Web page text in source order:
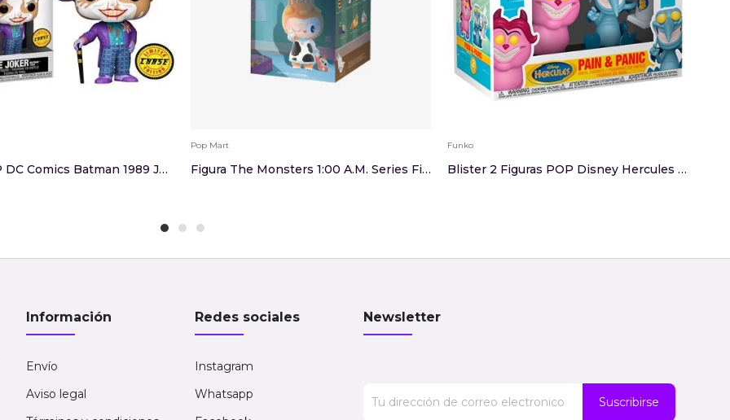
Funko POP DC Comics Batman 1989 Joker With Hat ...
Pop Mart
Figura The Monsters 1:00 A.M. Series Figures
Funko
Blister 2 Figuras POP Disney Hercules Pain & Panic
Información
Envío
Aviso legal
Redes sociales
Instagram
Whatsapp
Newsletter